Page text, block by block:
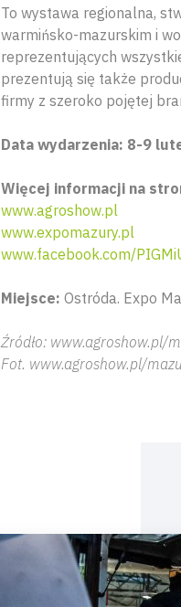
To wystawa regionalna,
warmińsko-mazurskim i
reprezentujących
prezentują się także
firmy z szeroko pojętej
Data wydarzenia: 8-9
Więcej informacji na
www.agroshow.pl
www.expomazury.pl
www.facebook.com/
Miejsce: Ostróda. Expo
Źródło: www.agroshow.pl/
Fot. www.agroshow.pl/